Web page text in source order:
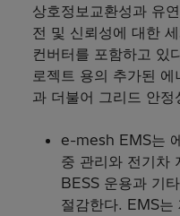
상호정보교환성과 유
전 및 신뢰성에 대한
컨버터를 포함하고
로젝트 용의 추가된
과 더불어 그리드 안
e-mesh EMS는
중 관리와 전기차
BESS 운용과 기
절감한다. EMS는